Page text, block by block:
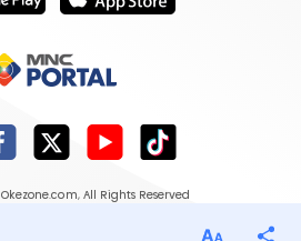
Okezone.com, All Rights Reserved